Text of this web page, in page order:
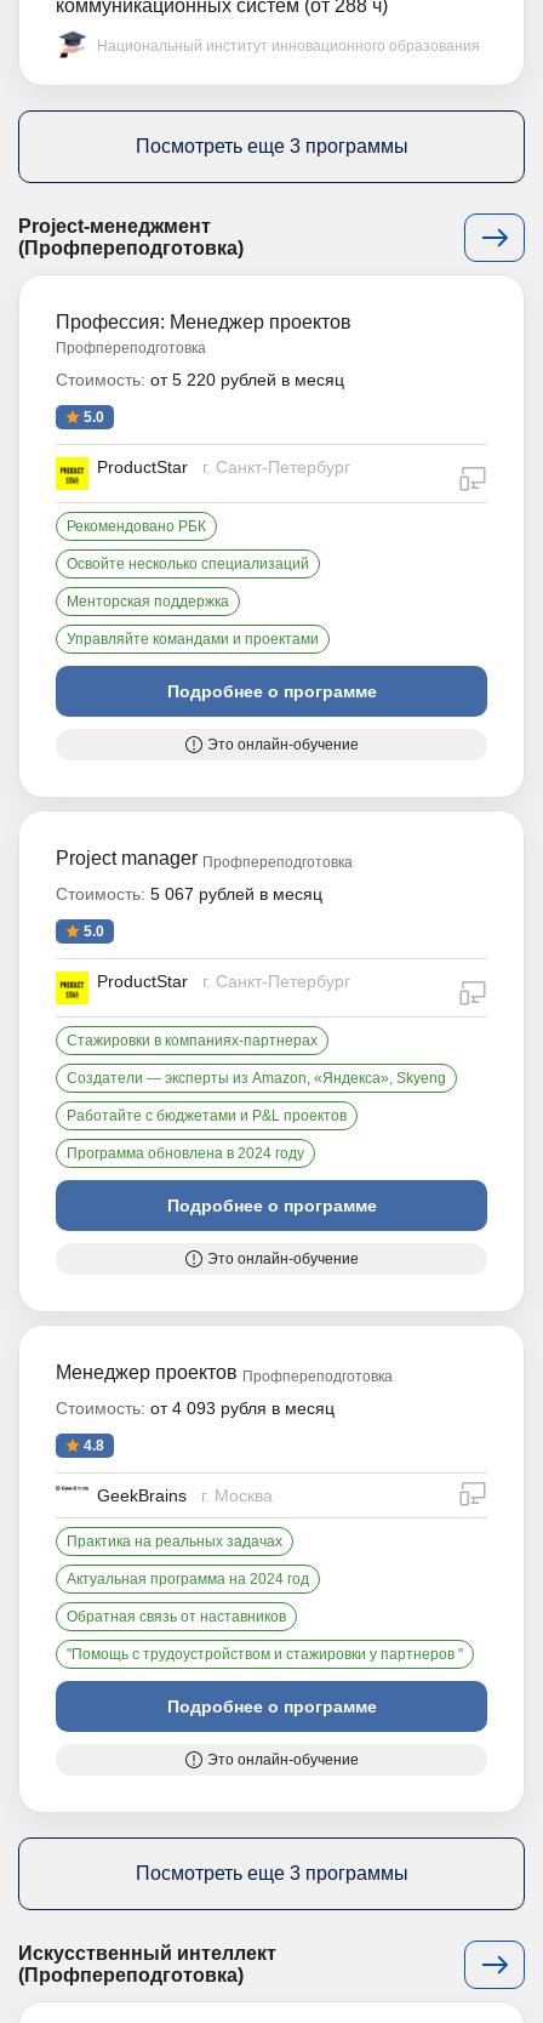
коммуникационных систем (от 288 ч)
Национальный институт инновационного образования
Посмотреть еще 3 программы
Project-менеджмент
(Профпереподготовка)
Профессия: Менеджер проектов
Профпереподготовка
Стоимость: от 5 220 рублей в месяц
5.0
ProductStar г. Санкт-Петербург
Рекомендовано РБК
Освойте несколько специализаций
Менторская поддержка
Управляйте командами и проектами
Подробнее о программе
Это онлайн-обучение
Project manager Профпереподготовка
Стоимость: 5 067 рублей в месяц
5.0
ProductStar г. Санкт-Петербург
Стажировки в компаниях-партнерах
Создатели — эксперты из Amazon, «Яндекса», Skyeng
Работайте с бюджетами и P&L проектов
Программа обновлена в 2024 году
Подробнее о программе
Это онлайн-обучение
Менеджер проектов Профпереподготовка
Стоимость: от 4 093 рубля в месяц
4.8
GeekBrains г. Москва
Практика на реальных задачах
Актуальная программа на 2024 год
Обратная связь от наставников
"Помощь с трудоустройством и стажировки у партнеров "
Подробнее о программе
Это онлайн-обучение
Посмотреть еще 3 программы
Искусственный интеллект
(Профпереподготовка)